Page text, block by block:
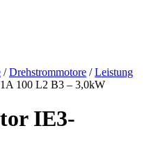
/Drehstrommotore /Leistung
100 L2 B3 – 3,0kW
IE3-